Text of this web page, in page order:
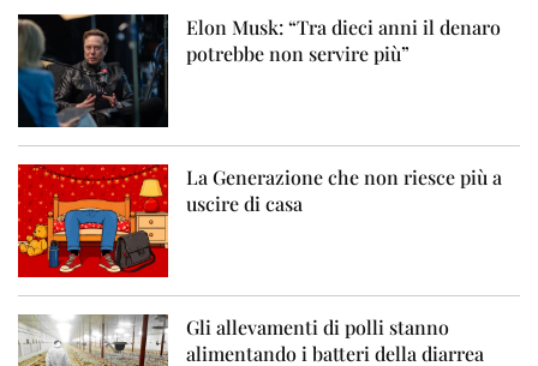
Elon Musk: “Tra dieci anni il denaro
potrebbe non servire più”
La Generazione che non riesce più a
uscire di casa
Gli allevamenti di polli stanno
alimentando i batteri della diarrea